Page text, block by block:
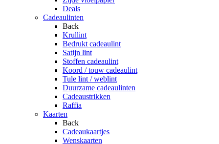
Deals
Cadeaulinten
Back
Krullint
Bedrukt cadeaulint
Satijn lint
Stoffen cadeaulint
Koord / touw cadeaulint
Tule lint / weblint
Duurzame cadeaulinten
Cadeaustrikken
Raffia
Kaarten
Back
Cadeaukaartjes
Wenskaarten